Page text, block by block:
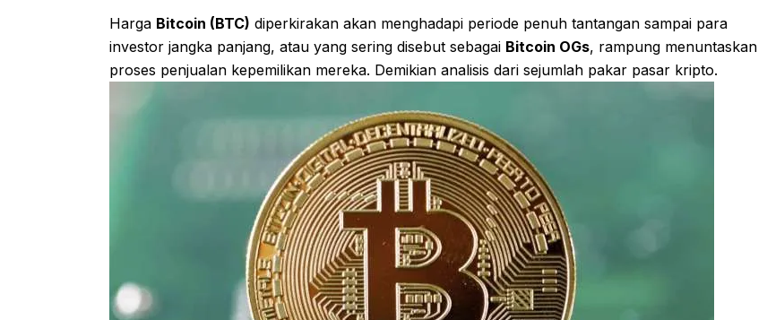
Harga Bitcoin (BTC) diperkirakan akan menghadapi periode penuh tantangan sampai para
investor jangka panjang, atau yang sering disebut sebagai Bitcoin OGs, rampung menuntaskan
proses penjualan kepemilikan mereka. Demikian analisis dari sejumlah pakar pasar kripto.